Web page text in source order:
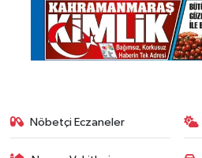
Nöbetçi Eczaneler